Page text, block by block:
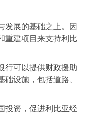
发展的基础之上。因
重建项目来支持利比
行可以提供财政援助
设施，包括道路、
投资，促进利比亚经